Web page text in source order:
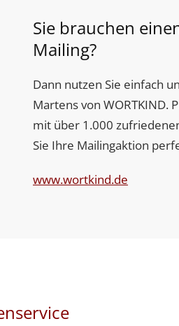
Sie brauchen
Mailing?
Dann nutzen Sie einfach
Martens von WORTKIND.
mit über 1.000
Sie Ihre Mailingaktion
www.wortkind.de